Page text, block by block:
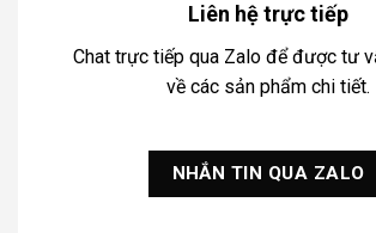
Liên hệ trực tiếp
Chat trực tiếp qua Zalo để được tư
về các sản phẩm chi tiết.
NHẮN TIN QUA ZALO